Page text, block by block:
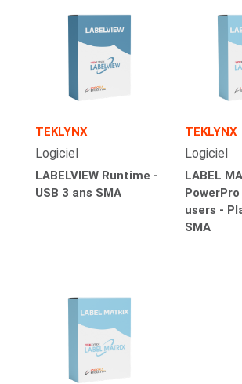
TEKLYNX
Logiciel
LABELVIEW Runtime -
USB 3 ans SMA
TEKLYNX
Logiciel
LABEL
users -
SMA